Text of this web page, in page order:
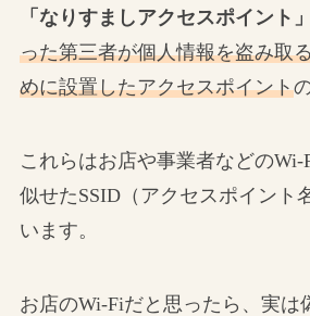
「なりすましアクセスポイント」
った第三者が個人情報を盗み取
めに設置したアクセスポイント
これらはお店や事業者などの
似せたSSID（アクセスポイント
います。
お店のWi-Fiだと思ったら、実は